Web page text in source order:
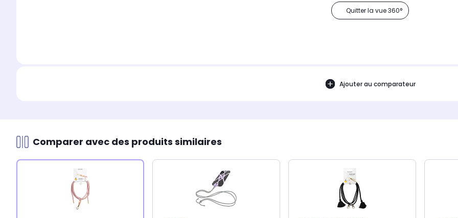
Quitter la vue 360°
Ajouter au comparateur
Comparer avec des produits similaires